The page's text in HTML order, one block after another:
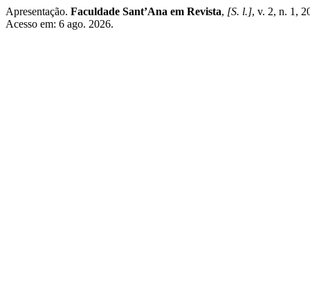
Apresentação. Faculdade Sant’Ana em Revista, [S. l.], v. 2, n. 1,
Acesso em: 6 ago. 2026.